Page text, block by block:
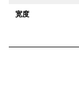
宽度